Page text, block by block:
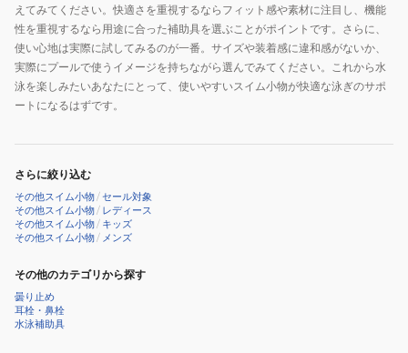
えてみてください。快適さを重視するならフィット感や素材に注目し、機能
性を重視するなら用途に合った補助具を選ぶことがポイントです。さらに、
使い心地は実際に試してみるのが一番。サイズや装着感に違和感がないか、
実際にプールで使うイメージを持ちながら選んでみてください。これから水
泳を楽しみたいあなたにとって、使いやすいスイム小物が快適な泳ぎのサポ
ートになるはずです。
さらに絞り込む
その他スイム小物/セール対象
その他スイム小物/ レディース
その他スイム小物/ キッズ
その他スイム小物/ メンズ
その他のカテゴリから探す
曇り止め
耳栓・鼻栓
水泳補助具